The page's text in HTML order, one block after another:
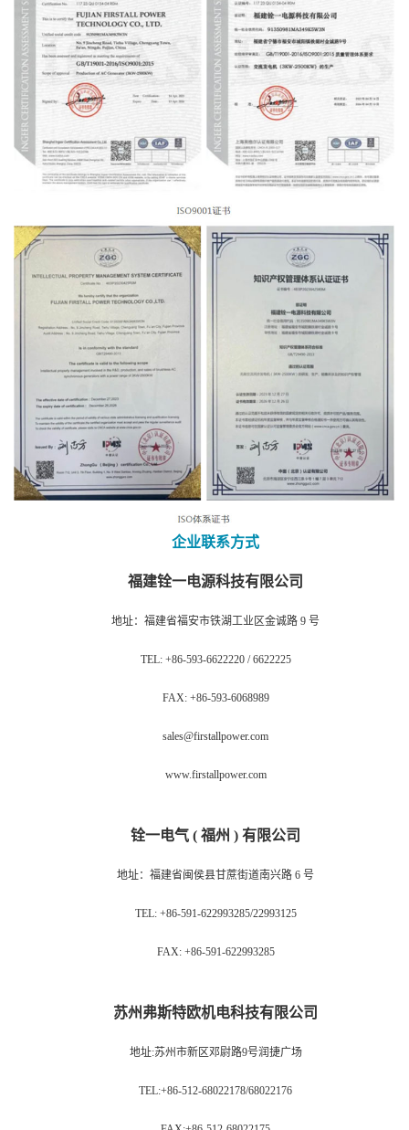
企业联系方式
福建铨一电源科技有限公司
地址：福建省福安市铁湖工业区金诚路 9 号
TEL: +86-593-6622220 / 6622225
FAX: +86-593-6068989
sales@firstallpower.com
www.firstallpower.com
铨一电气 ( 福州 ) 有限公司
地址：福建省闽侯县甘蔗街道南兴路 6 号
TEL: +86-591-622993285/22993125
FAX: +86-591-622993285
苏州弗斯特欧机电科技有限公司
地址:苏州市新区邓尉路9号润捷广场
TEL:+86-512-68022178/68022176